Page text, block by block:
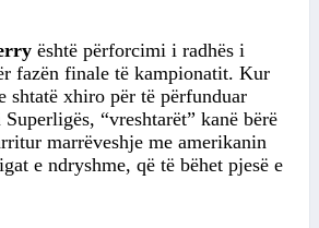
është përforcimi i radhës i
fazën finale të kampionatit. Kur
shtatë xhiro për të përfunduar
“vreshtarët” kanë bërë
marrëveshje me amerikanin
e ndryshme, që të bëhet pjesë e